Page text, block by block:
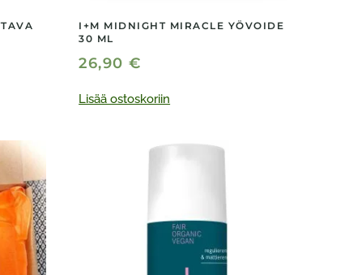
I+M MIDNIGHT MIRACLE YÖVOIDE
30 ML
26,90€
Lisää ostoskoriin